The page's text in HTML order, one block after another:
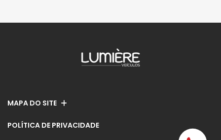
MAPA DO SITE
POLÍTICA DE PRIVACIDADE